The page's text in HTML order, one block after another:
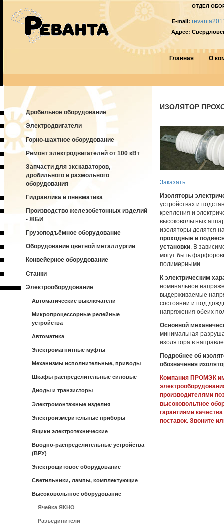
ОТДЕЛ
E-mail:
Адрес:
Главная О
Дробильное оборудование
Электродвигатели
Горно-шахтное оборудование
Ремонт электродвигателей от 100 кВт
Запчасти для экскаваторов,
дробильного и размольного
оборудования
Гидравлика и пневматика
Производство железобетонных изделий
- ЖБИ
Грузоподъёмное оборудование
Оборудование цветной металлургии
Конвейерное оборудование
Станки
Электрооборудование
Автоматические выключатели
Микропроцессорные релейные
устройства
Автоматика
Электромагнитные муфты
Механизмы исполнительные, приводы
Шкафы распределительные силовые
Диоды и транзисторы
Электромонтажные изделия
Электроизмерительные приборы
Ящики электротехнические
Вводно-распределительные устройства
(ВРУ)
Электрощитовое оборудование
Светильники, лампы, комплектующие
Высоковольтное оборудование
Ячейка ЯКНО
Разъединители
ИЗОЛЯТОР
Заказать
Изоляторы
устройствах и
крепления и
высоковольтных
изоляторы делятся
проходные и
установки. В
могут быть
полимерными.
К электрическим
номинальное
выдерживаемые
состоянии и под
напряжения обеих
Основной
минимальная
изолятора в
Подробнее об
обозначения
Компания ПРОМЭК
производителями
высоковольтное
гарантиями
поставок. Звоните